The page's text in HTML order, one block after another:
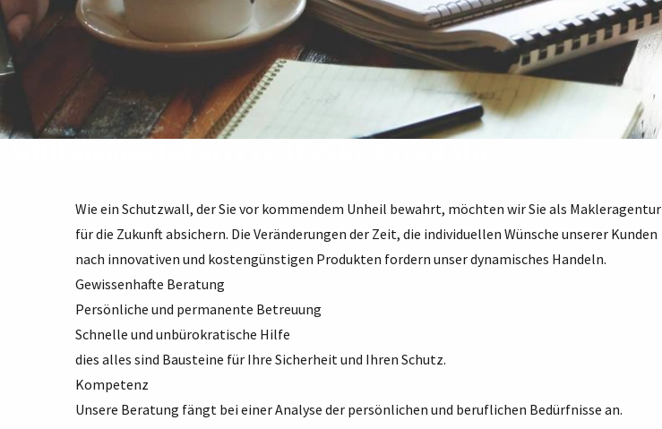
Wie ein Schutzwall, der Sie vor kommendem Unheil bewahrt, möchten wir Sie als Makleragentur
für die Zukunft absichern. Die Veränderungen der Zeit, die individuellen Wünsche unserer Kunden
nach innovativen und kostengünstigen Produkten fordern unser dynamisches Handeln.
Gewissenhafte Beratung
Persönliche und permanente Betreuung
Schnelle und unbürokratische Hilfe
dies alles sind Bausteine für Ihre Sicherheit und Ihren Schutz.
Kompetenz
Unsere Beratung fängt bei einer Analyse der persönlichen und beruflichen Bedürfnisse an.